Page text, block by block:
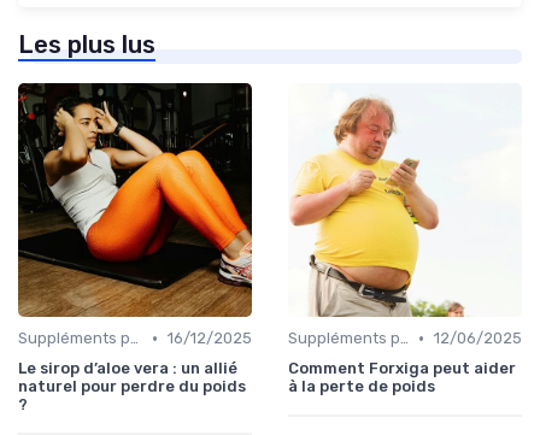
Les plus lus
Suppléments pour la perte de poids • 16/12/2025
Le sirop d’aloe vera : un allié
naturel pour perdre du poids
?
Suppléments pour la perte de poids • 12/06/2025
Comment Forxiga peut aider
à la perte de poids